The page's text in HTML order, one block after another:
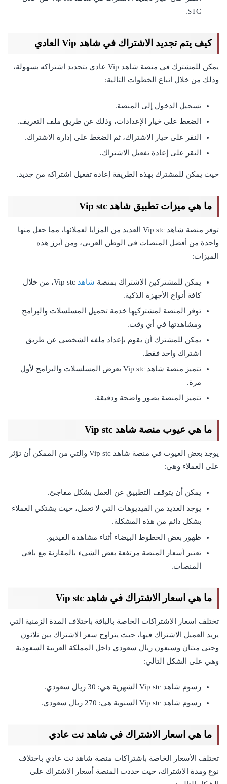
STC.
كيف يتم تجديد الاشتراك في شاهد Vip العادي
يمكن للمشترك في منصة شاهد Vip عادي بتجديد اشتراكه بسهولة،
وذلك من خلال اتباع الخطوات التالية:
تسجيل الدخول إلى المنصة.
الضغط على خيار الإعدادات، وذلك عن طريق ملف التعريف.
النقر على خيار الاشتراك، ثم الضغط على إدارة الاشتراك.
النقر على إعادة تفعيل الاشتراك.
حيث يمكن للمشترك بهذه الطريقة إعادة تفعيل اشتراكه من جديد.
ما هي ميزات تطبيق شاهد Vip stc
توفر منصة شاهد Vip stc العديد من المزايا لعملائها، مما جعل منها
واحدة من أفضل المنصات في الوطن العربي، ومن أبرز هذه
الميزات:
يمكن للمشتركين الاشتراك بمنصة شاهد
Vip stc، من خلال
كافة أنواع الأجهزة الذكية.
توفر المنصة لمشتركيها خدمة تحميل المسلسلات والبرامج
ومشاهدتها في أي وقت.
يمكن للمشترك أن يقوم بإعداد ملفه الشخصي عن طريق
اشتراك واحد فقط.
تتميز منصة شاهد Vip stc بعرض المسلسلات والبرامج لأول
مرة.
تتميز المنصة بصور واضحة ودقيقة.
ما هي عيوب منصة شاهد Vip stc
يوجد بعض العيوب في منصة شاهد Vip stc والتي من الممكن أن تؤثر
على العملاء وهي:
يمكن أن يتوقف التطبيق عن العمل بشكل مفاجئ.
يوجد العديد من الفيديوهات التي لا تعمل، حيث يشتكي العملاء
بشكل دائم من هذه المشكلة.
ظهور بعض الخطوط البيضاء أثناء مشاهدة الفيديو.
تعتبر أسعار المنصة مرتفعة بعض الشيء بالمقارنة مع باقي
المنصات.
ما هي اسعار الاشتراك في شاهد Vip stc
تختلف اسعار الاشتراكات الخاصة بالباقة باختلاف المدة الزمنية التي
يريد العميل الاشتراك فيها، حيث يتراوح سعر الاشتراك بين ثلاثون
وحتى مئتان وسبعون ريال سعودي داخل المملكة العربية السعودية
وهي على الشكل التالي:
رسوم شاهد Vip stc الشهرية هي: 30 ريال سعودي.
رسوم شاهد Vip stc السنوية هي: 270 ريال سعودي.
ما هي اسعار الاشتراك في شاهد نت عادي
تختلف الأسعار الخاصة باشتراكات منصة شاهد نت عادي باختلاف
نوع ومدة الاشتراك، حيث حددت المنصة أسعار الاشتراك على